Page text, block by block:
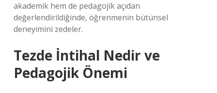
akademik hem de pedagojik açıdan
değerlendirildiğinde, öğrenmenin bütünsel
deneyimini zedeler.
Tezde İntihal Nedir ve
Pedagojik Önemi